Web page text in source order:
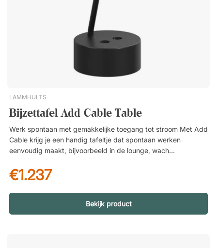
LAMMHULTS
Bijzettafel Add Cable Table
Werk spontaan met gemakkelijke toegang tot stroom Met Add
Cable krijg je een handig tafeltje dat spontaan werken
eenvoudig maakt, bijvoorbeeld in de lounge, wachtruimte of
stopcontacten in de tafelpoot hoef je je nooit zorgen te maken
over een gebrek aan stroomvoorziening. Plaats de tafel waar
je maar wilt met een snoer van 5 meter De tafel is uitgerust
met een vijf meter lang snoer dat in en uit de tafelpoot kan
worden getrokken. Dit geeft je veel flexibiliteit in waar je de
€1.237
Bekijk product